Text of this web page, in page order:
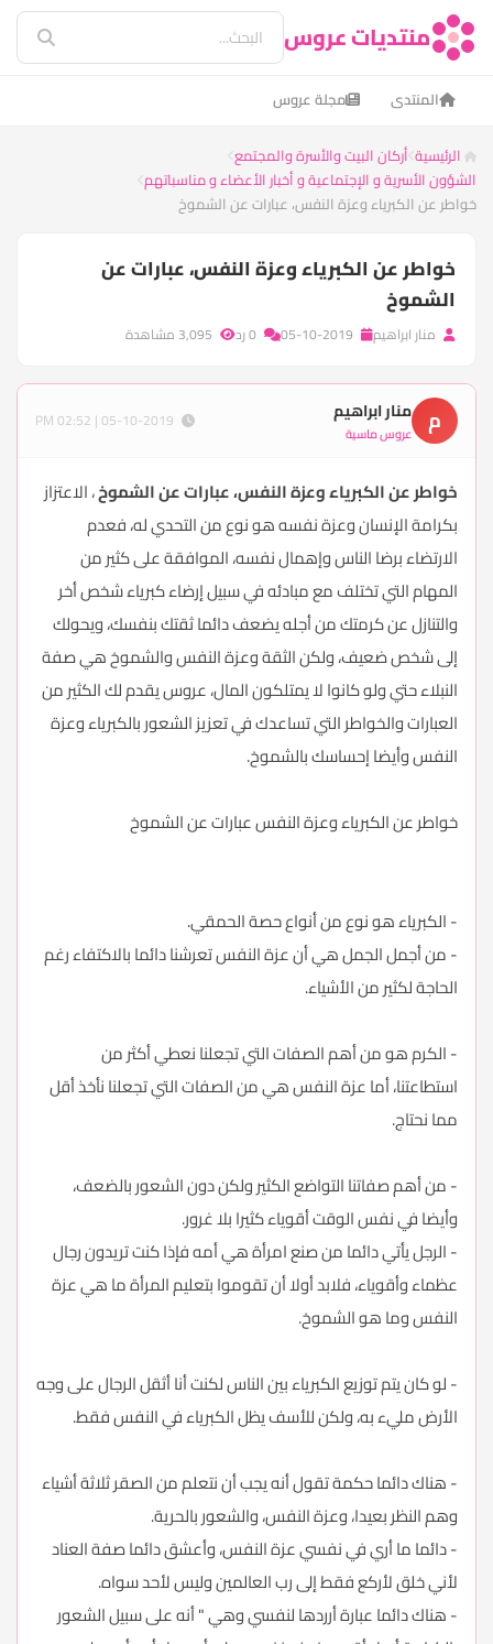
منتديات عروس
المنتدى مجلة عروس
الرئيسية أركان البيت والأسرة والمجتمع
الشؤون الأسرية و الإجتماعية و أخبار الأعضاء و مناسباتهم
خواطر عن الكبرياء وعزة النفس، عبارات عن الشموخ
خواطر عن الكبرياء وعزة النفس، عبارات عن
الشموخ
منار ابراهيم
م منار ابراهيم
عروس ماسية
خواطر عن الكبرياء وعزة النفس، عبارات عن الشموخ، الاعتزاز
بكرامة الإنسان وعزة نفسه هو نوع من التحدي له، فعدم
الارتضاء برضا الناس وإهمال نفسه، الموافقة على كثير من
المهام التي تختلف مع مبادئه في سبيل إرضاء كبرياء شخص أخر
والتنازل عن كرمتك من أجله يضعف دائما ثقتك بنفسك، ويحولك
إلى شخص ضعيف، ولكن الثقة وعزة النفس والشموخ هي صفة
النبلاء حتي ولو كانوا لا يمتلكون المال، عروس يقدم لك الكثير من
العبارات والخواطر التي تساعدك في تعزيز الشعور بالكبرياء وعزة
النفس وأيضا إحساسك بالشموخ.
خواطر عن الكبرياء وعزة النفس عبارات عن الشموخ
- الكبرياء هو نوع من أنواع حصة الحمقي.
- من أجمل الجمل هي أن عزة النفس تعرشنا دائما بالاكتفاء رغم
الحاجة لكثير من الأشياء.
- الكرم هو من أهم الصفات التي تجعلنا نعطي أكثر من
استطاعتنا، أما عزة النفس هي من الصفات التي تجعلنا نأخذ أقل
مما نحتاج.
- من أهم صفاتنا التواضع الكثير ولكن دون الشعور بالضعف،
وأيضا في نفس الوقت أقوياء كثيرا بلا غرور.
- الرجل يأتي دائما من صنع امرأة هي أمه فإذا كنت تريدون رجال
عظماء وأقوياء، فلابد أولا أن تقوموا بتعليم المرأة ما هي عزة
النفس وما هو الشموخ.
- لو كان يتم توزيع الكبرياء بين الناس لكنت أنا أثقل الرجال على وجه
الأرض مليء به، ولكن للأسف يظل الكبرياء في النفس فقط.
- هناك دائما حكمة تقول أنه يجب أن نتعلم من الصقر ثلاثة أشياء
وهم النظر بعيدا، وعزة النفس، والشعور بالحرية.
- دائما ما أري في نفسي عزة النفس، وأعشق دائما صفة العناد
لأني خلق لأركع فقط إلى رب العالمين وليس لأحد سواه.
- هناك دائما عبارة أرردها لنفسي وهي " أنه على سبيل الشعور